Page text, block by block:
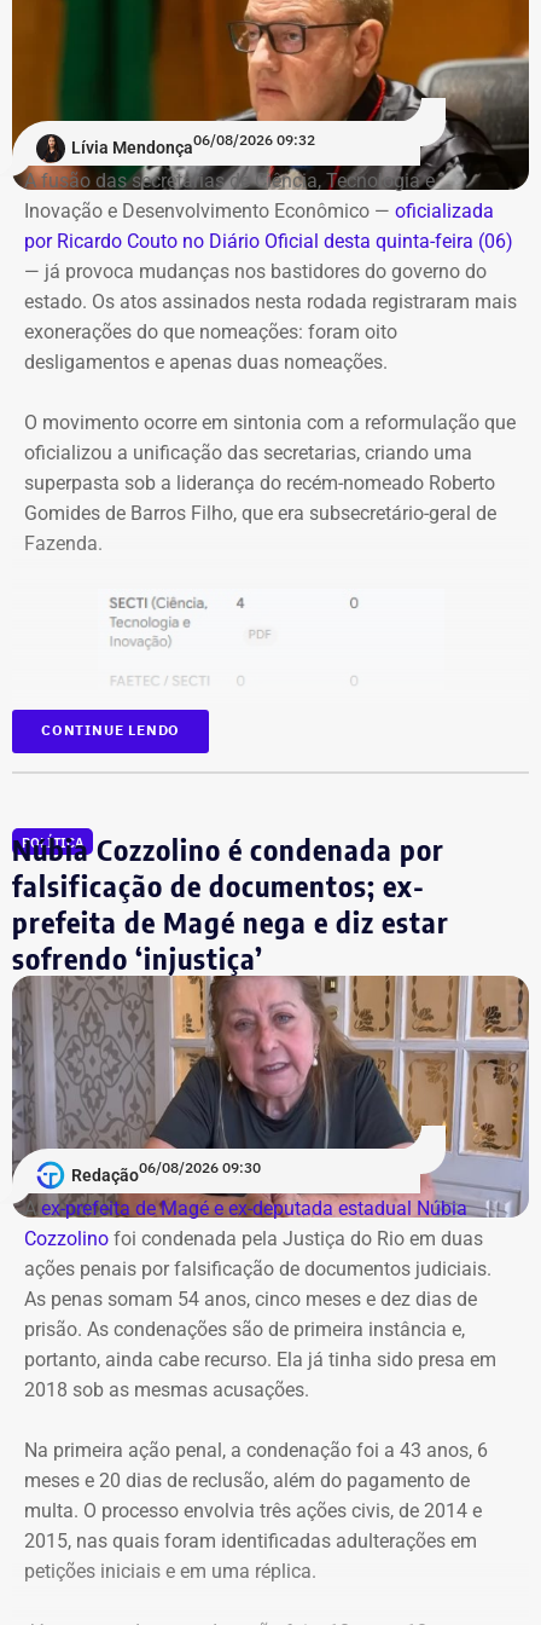
cidade, o novo espaço funcionará em horário compatível
com a operação do catamarã. Os usuários já
cadastrados poderão utilizar a unidade de Charitas sem
necessidade de um novo cadastro.
Também haverá um aplicativo para consulta da
disponibilidade de vagas e realização de pré-cadastro.
Além da inauguração do bicicletário, a prefeitura prevê
uma reorganização do entorno da estação de Charitas,
com readequação das vagas de estacionamento e
reforço da fiscalização para coibir o estacionamento
Com informações do jornal “O Globo”.
Lívia Mendonça06/08/2026 09:32
A fusão das secretarias de Ciência, Tecnologia e
Inovação e Desenvolvimento Econômico — oficializada
por Ricardo Couto no Diário Oficial desta quinta-feira (06)
— já provoca mudanças nos bastidores do governo do
estado. Os atos assinados nesta rodada registraram mais
exonerações do que nomeações: foram oito
desligamentos e apenas duas nomeações.
O movimento ocorre em sintonia com a reformulação que
oficializou a unificação das secretarias, criando uma
superpasta sob a liderança do recém-nomeado Roberto
Gomides de Barros Filho, que era subsecretário-geral de
Fazenda.
Cortes na Ciência e Tecnologia
CONTINUE LENDO
POLÍTICA
Núbia Cozzolino é condenada por
falsificação de documentos; ex-
prefeita de Magé nega e diz estar
sofrendo ‘injustiça’
Redação06/08/2026 09:30
Aex-prefeita de Magé e ex-deputada estadual Núbia
Cozzolino foi condenada pela Justiça do Rio em duas
ações penais por falsificação de documentos judiciais.
As penas somam 54 anos, cinco meses e dez dias de
prisão. As condenações são de primeira instância e,
portanto, ainda cabe recurso. Ela já tinha sido presa em
2018 sob as mesmas acusações.
Na primeira ação penal, a condenação foi a 43 anos, 6
meses e 20 dias de reclusão, além do pagamento de
multa. O processo envolvia três ações civis, de 2014 e
2015, nas quais foram identificadas adulterações em
petições iniciais e em uma réplica.